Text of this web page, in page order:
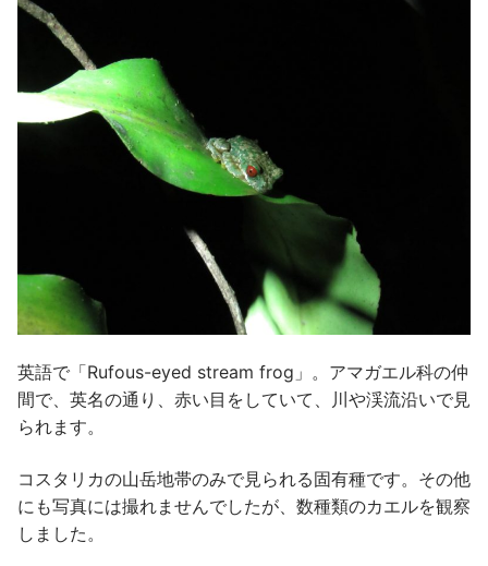
英語で「Rufous-eyed stream frog」。アマガエル科の仲
間で、英名の通り、赤い目をしていて、川や渓流沿いで見
られます。
コスタリカの山岳地帯のみで見られる固有種です。その他
にも写真には撮れませんでしたが、数種類のカエルを観察
しました。